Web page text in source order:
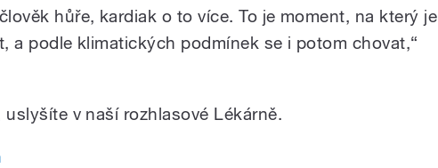
hůře, kardiak o to více. To je moment, na který je
a podle klimatických podmínek se i potom chovat,“
v naší rozhlasové Lékárně.